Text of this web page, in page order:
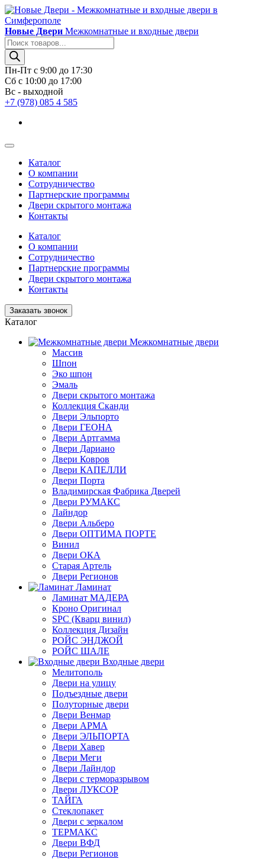
Новые Двери Межкомнатные и входные двери
Поиск
товаров
Пн-Пт с 9:00 до 17:30
Сб с 10:00 до 17:00
Вс - выходной
+7 (978) 085 4 585
Каталог
О компании
Сотрудничество
Партнерские программы
Двери скрытого монтажа
Контакты
Каталог
О компании
Сотрудничество
Партнерские программы
Двери скрытого монтажа
Контакты
Заказать звонок
Каталог
Межкомнатные двери
Массив
Шпон
Эко шпон
Эмаль
Двери скрытого монтажа
Коллекция Сканди
Двери Эльпорто
Двери ГЕОНА
Двери Артгамма
Двери Дариано
Двери Ковров
Двери КАПЕЛЛИ
Двери Порта
Владимирская Фабрика Дверей
Двери РУМАКС
Лайндор
Двери Альберо
Двери ОПТИМА ПОРТЕ
Винил
Двери ОКА
Старая Артель
Двери Регионов
Ламинат
Ламинат МАДЕРА
Кроно Оригинал
SPC (Кварц винил)
Коллекция Дизайн
РОЙС ЭНДЖОЙ
РОЙС ШАЛЕ
Входные двери
Мелитополь
Двери на улицу
Подъездные двери
Полуторные двери
Двери Венмар
Двери АРМА
Двери ЭЛЬПОРТА
Двери Хавер
Двери Меги
Двери Лайндор
Двери с терморазрывом
Двери ЛУКСОР
ТАЙГА
Стеклопакет
Двери с зеркалом
ТЕРМАКС
Двери ВФД
Двери Регионов